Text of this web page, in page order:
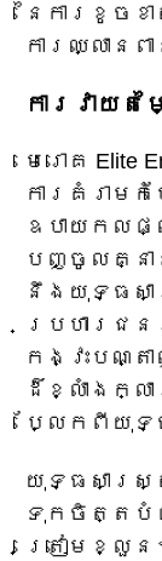
នៃការខូច
ការឈ្លានព
ការវាយត
មេរោគ Elite
ការគំរាម
ឧបាយកលផ្
បញ្ចូលគ្ន
នឹងយុទ្ធសា
ប្រហារជន
កង្វះបណ្ត
ដ៏ខ្លាំងក្ល
ប្លែកពីយុទ្ធ
យុទ្ធសាស្ត្
ទុកចិត្តបំផុ
ត្រៀមខ្លួន